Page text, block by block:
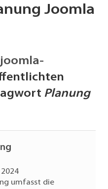
Joomla
joomla-
Planung
umfasst die